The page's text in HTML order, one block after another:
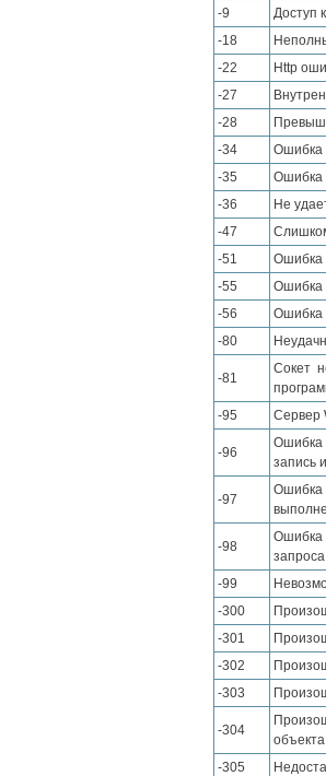
-9
Доступ
-18
-22
Http
-27
-28
-34
Ошибка
-35
Ошибка
-36
Не
-47
-51
Ошибка
-55
Ошибка
-56
Ошибка
-80
-81
Сокет
-95
Сервер
-96
Ошибка
запись
-97
Ошибка
-98
Ошибка
-99
-300
-301
-302
-303
-304
-305